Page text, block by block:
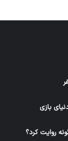
بازی
روایت کرد؟